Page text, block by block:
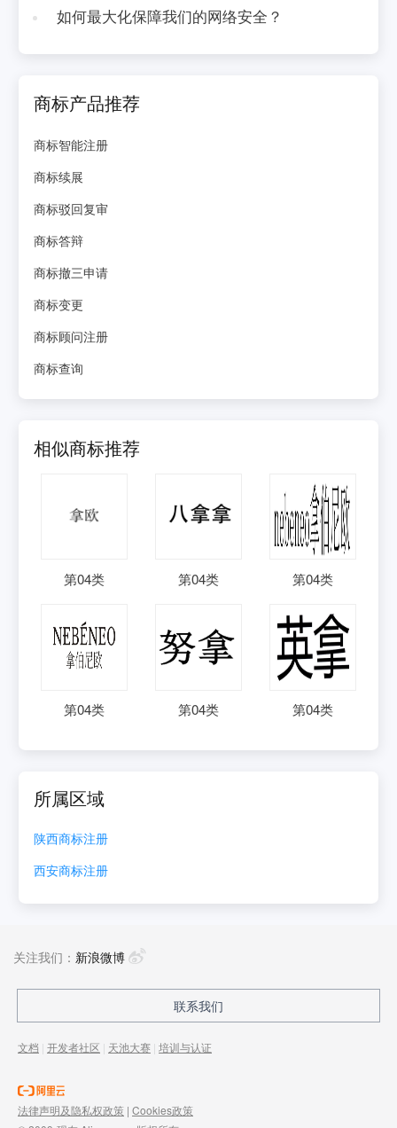
如何最大化保障我们的网络安全？
商标产品推荐
商标智能注册
商标续展
商标驳回复审
商标答辩
商标撤三申请
商标变更
商标顾问注册
商标查询
相似商标推荐
第04类 第04类 第04类
第04类 第04类 第04类
所属区域
陕西商标注册
西安商标注册